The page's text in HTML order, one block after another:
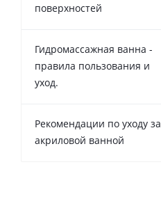
поверхностей
Гидромассажная ванна -
правила пользования и
уход.
Рекомендации по уходу за
акриловой ванной